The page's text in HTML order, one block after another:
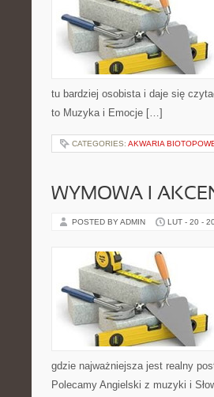
tu bardziej osobista i daje się
to Muzyka i Emocje […]
CATEGORIES: AKWARIA
WYMOWA I
POSTED BY ADMIN LUT - 20 -
gdzie najważniejsza jest realny
Polecamy Angielski z muzyki i